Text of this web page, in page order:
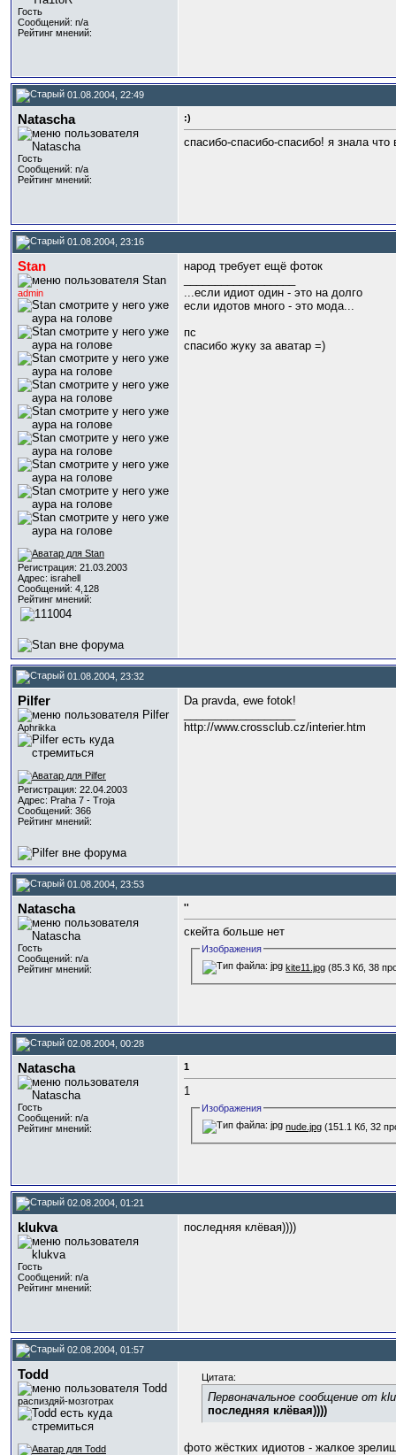
Гость
Сообщений: n/a
Рейтинг мнений:
01.08.2004, 22:49
Natascha
Гость
Сообщений: n/a
Рейтинг мнений:
:)
спасибо-спасибо-спасибо! я знала что
01.08.2004, 23:16
Stan
admin
Регистрация: 21.03.2003
Адрес: israhell
Сообщений: 4,128
Рейтинг мнений:
народ требует ещё фоток
...если идиот один - это на долго
если идотов много - это мода...
пс
спасибо жуку за аватар =)
01.08.2004, 23:32
Pilfer
Aphrikka
Регистрация: 22.04.2003
Адрес: Praha 7 - Troja
Сообщений: 366
Рейтинг мнений:
Da pravda, ewe fotok!
http://www.crossclub.cz/interier.htm
01.08.2004, 23:53
Natascha
Гость
Сообщений: n/a
Рейтинг мнений:
''
скейта больше нет
Изображения
kite11.jpg (85.3 Кб, 38
02.08.2004, 00:28
Natascha
Гость
Сообщений: n/a
Рейтинг мнений:
1
1
Изображения
nude.jpg (151.1 Кб, 32
02.08.2004, 01:21
klukva
Гость
Сообщений: n/a
Рейтинг мнений:
последняя клёвая))))
02.08.2004, 01:57
Todd
распиздяй-мозготрах
Цитата:
Первоначальное сообщение от
последняя клёвая))))
фото жёстких идиотов - жалкое